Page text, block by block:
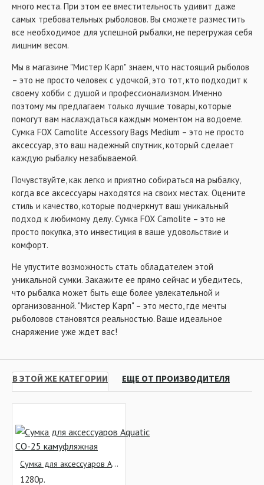
много места. При этом ее вместительность удивит даже
самых требовательных рыболовов. Вы сможете разместить
все необходимое для успешной рыбалки, не перегружая себя
лишним весом.
Мы в магазине "Мистер Карп" знаем, что настоящий рыболов
– это не просто человек с удочкой, это тот, кто подходит к
своему хобби с душой и профессионализмом. Именно
поэтому мы предлагаем только лучшие товары, которые
помогут вам наслаждаться каждым моментом на водоеме.
Сумка FOX Camolite Accessory Bags Medium – это не просто
аксессуар, это ваш надежный спутник, который сделает
каждую рыбалку незабываемой.
Почувствуйте, как легко и приятно собираться на рыбалку,
когда все аксессуары находятся на своих местах. Оцените
стиль и качество, которые подчеркнут ваш уникальный
подход к любимому делу. Сумка FOX Camolite – это не
просто покупка, это инвестиция в ваше удовольствие и
комфорт.
Не упустите возможность стать обладателем этой
уникальной сумки. Закажите ее прямо сейчас и убедитесь,
что рыбалка может быть еще более увлекательной и
организованной. "Мистер Карп" – это место, где мечты
рыболовов становятся реальностью. Ваше идеальное
снаряжение уже ждет вас!
В ЭТОЙ ЖЕ КАТЕГОРИИ ЕЩЕ ОТ ПРОИЗВОДИТЕЛЯ
Сумка для аксессуаров Aquatic СО-25 камуфляжная
1280р.